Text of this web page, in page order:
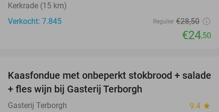
Kerkrade (15 km)
Verkocht: 7.845
Regulier €28,50
€24,50
44%
Kaasfondue met onbeperkt stokbrood + salade
+ fles wijn bij Gasterij Terborgh
Gasterij Terborgh 9.4 star